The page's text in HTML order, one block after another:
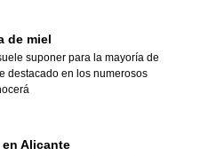
de miel
suponer para la mayoría de
destacado en los numerosos
Alicante